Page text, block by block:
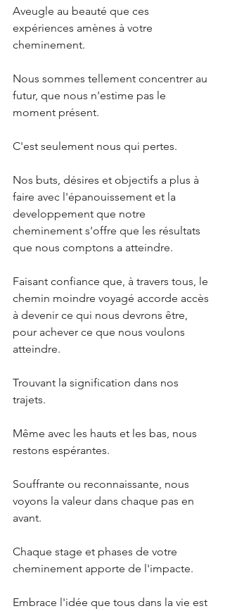
Aveugle au beauté que ces
expériences amènes à votre
cheminement.
Nous sommes tellement concentrer au
futur, que nous n'estime pas le
moment présent.
C'est seulement nous qui pertes.
Nos buts, désires et objectifs a plus à
faire avec l'épanouissement et la
developpement que notre
cheminement s'offre que les résultats
que nous comptons a atteindre.
Faisant confiance que, à travers tous, le
chemin moindre voyagé accorde accès
à devenir ce qui nous devrons être,
pour achever ce que nous voulons
atteindre.
Trouvant la signification dans nos
trajets.
Même avec les hauts et les bas, nous
restons espérantes.
Souffrante ou reconnaissante, nous
voyons la valeur dans chaque pas en
avant.
Chaque stage et phases de votre
cheminement apporte de l'impacte.
Embrace l'idée que tous dans la vie est